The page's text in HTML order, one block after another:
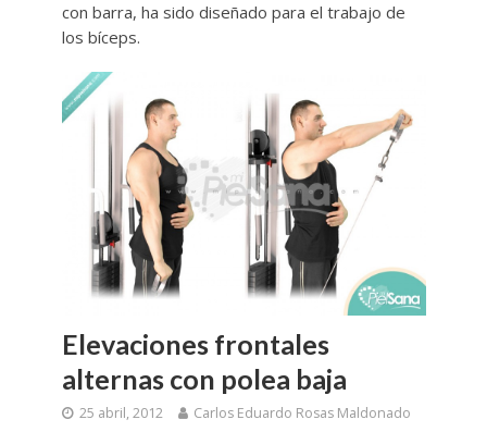
con barra, ha sido diseñado para el trabajo de
los bíceps.
Elevaciones frontales
alternas con polea baja
25 abril, 2012 Carlos Eduardo Rosas Maldonado